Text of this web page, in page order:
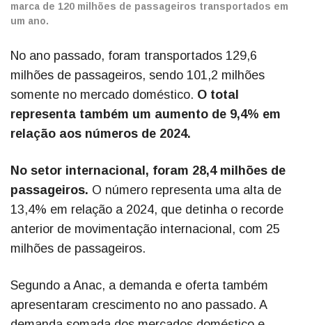
marca de 120 milhões de passageiros transportados em
um ano.
No ano passado, foram transportados 129,6
milhões de passageiros, sendo 101,2 milhões
somente no mercado doméstico. O total
representa também um aumento de 9,4% em
relação aos números de 2024.
No setor internacional, foram 28,4 milhões de
passageiros. O número representa uma alta de
13,4% em relação a 2024, que detinha o recorde
anterior de movimentação internacional, com 25
milhões de passageiros.
Segundo a Anac, a demanda e oferta também
apresentaram crescimento no ano passado. A